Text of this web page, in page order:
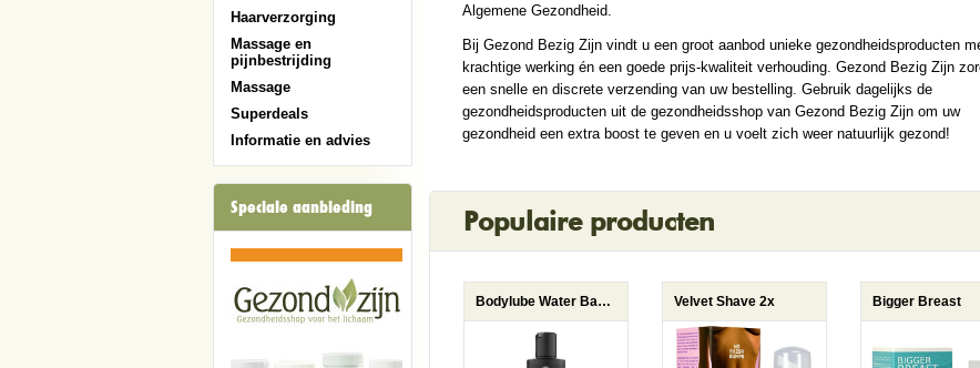
Haarverzorging
Massage en
pijnbestrijding
Massage
Superdeals
Informatie en advies
Speciale aanbieding
Algemene Gezondheid.
Bij Gezond Bezig Zijn vindt u een groot aanbod unieke gezondheidsproducten
krachtige werking én een goede prijs-kwaliteit verhouding. Gezond Bezig Zijn
een snelle en discrete verzending van uw bestelling. Gebruik dagelijks de
gezondheidsproducten uit de gezondheidsshop van Gezond Bezig Zijn om uw
gezondheid een extra boost te geven en u voelt zich weer natuurlijk gezond!
Populaire producten
Bodylube Water Based 250ml Velvet Shave 2x Bigger Breast